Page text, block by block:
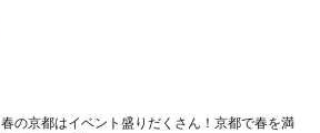
春の京都はイベント盛りだくさん！京都で春を満